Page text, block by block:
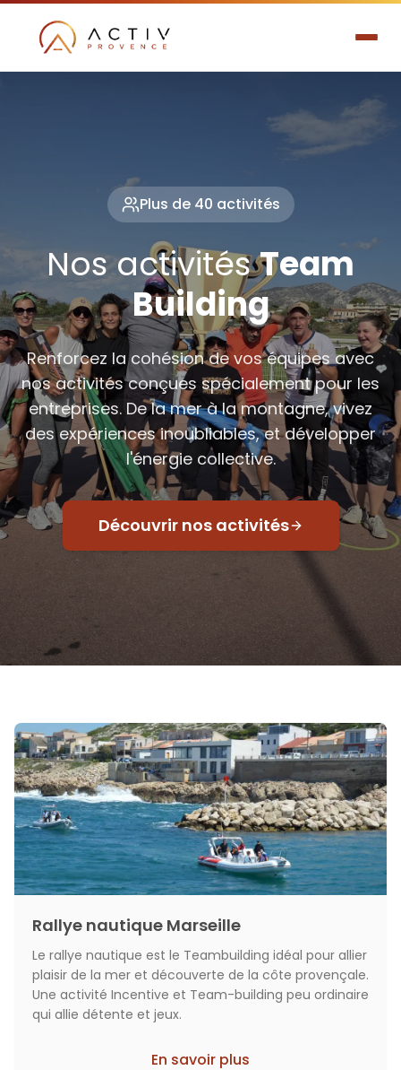
Plus de 40 activités
Nos activitésTeam
Building
Renforcez la cohésion de vos équipes avec
nos activités conçues spécialement pour les
entreprises. De la mer à la montagne, vivez
des expériences inoubliables, et développer
l'énergie collective.
Découvrir nos activités
Rallye nautique Marseille
Le rallye nautique est le Teambuilding idéal pour allier
plaisir de la mer et découverte de la côte provençale.
Une activité Incentive et Team-building peu ordinaire
qui allie détente et jeux.
En savoir plus